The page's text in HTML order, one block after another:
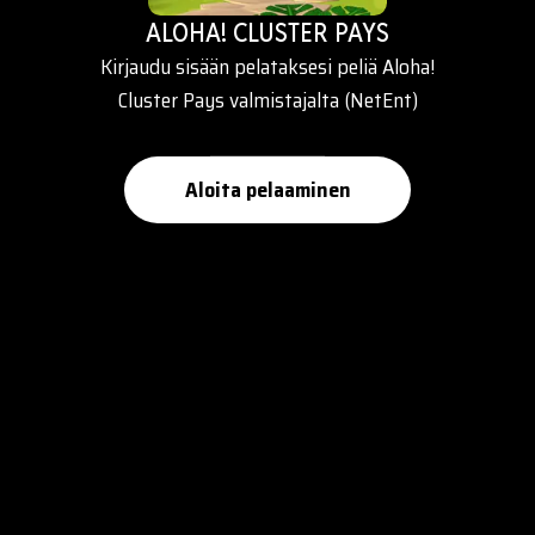
ALOHA! CLUSTER PAYS
Kirjaudu sisään pelataksesi peliä Aloha!
Cluster Pays valmistajalta (NetEnt)
Aloita pelaaminen